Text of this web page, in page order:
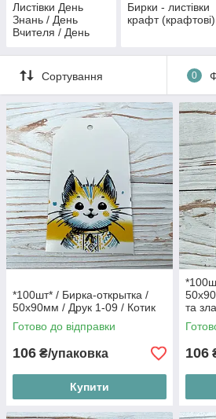
Листівки День
Знань / День
Вчителя / День
Бирки / 1 Вересня
Бирки - листівки
крафт (крафтові)
Сортування 0
*100шт* / Бирка-открытка /
50х90мм / Друк 1-09 / Котик
Готово до відправки
106 ₴/упаковка
Купити
та
106